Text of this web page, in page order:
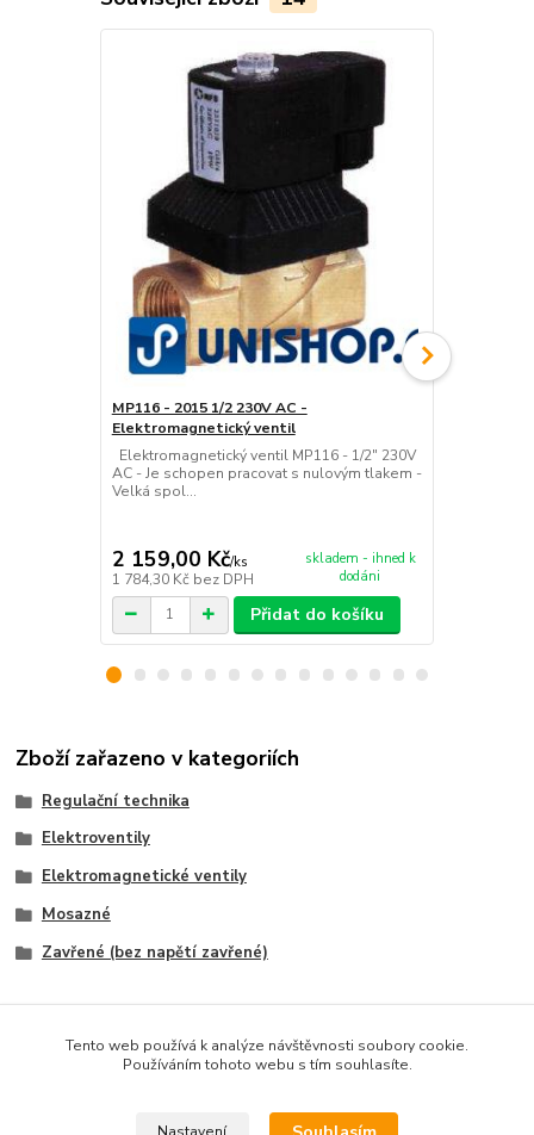
MP116 - 2015 1/2 230V AC -
Elektromagnetický ventil
Elektromagnetický ventil MP116 - 1/2" 230V
AC - Je schopen pracovat s nulovým tlakem -
Velká spol...
2 159,00 Kč/ks
1 784,30 Kč bez DPH
skladem - ihned k
dodáni
Přidat do košíku
Zboží zařazeno v kategoriích
Regulační technika
Elektroventily
Elektromagnetické ventily
Mosazné
Zavřené (bez napětí zavřené)
Tento web používá k analýze návštěvnosti soubory cookie.
Používáním tohoto webu s tím souhlasíte.